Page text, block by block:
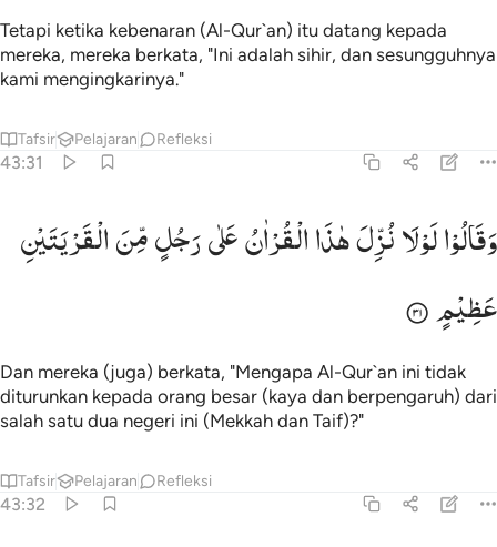
Tetapi ketika kebenaran (Al-Qur`an) itu datang kepada
mereka, mereka berkata, "Ini adalah sihir, dan sesungguhnya
kami mengingkarinya."
Tafsir Pelajaran Refleksi
43:31
وقالوا لولا نزل هاذا القران على رجل من القريتين عظيم ٣١
وَقَالُوا۟ لَوْلَا نُزِّلَ هَـٰذَا ٱلْقُرْءَانُ عَلَىٰ رَجُلٍۢ مِّنَ ٱلْقَرْيَتَيْنِ عَظِيمٍ ٣١
وَقَالُوْالَوْلَانُزِّلَهٰذَاالْقُرْاٰنُعَلٰیرَجُلٍمِّنَالْقَرْیَتَیْنِ
عَظِیْمٍ
Dan mereka (juga) berkata, "Mengapa Al-Qur`an ini tidak
diturunkan kepada orang besar (kaya dan berpengaruh) dari
salah satu dua negeri ini (Mekkah dan Taif)?"
Tafsir Pelajaran Refleksi
43:32